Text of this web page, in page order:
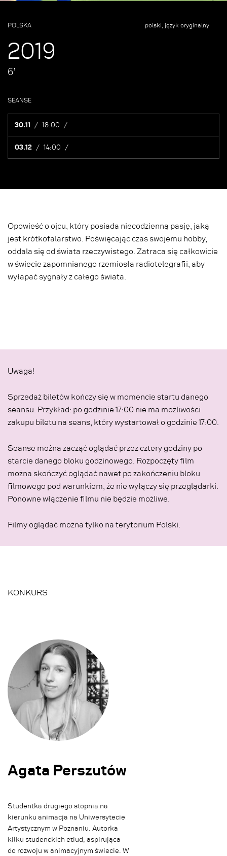
POLSKA
2019
6’
polski, język oryginalny
SEANSE
30.11 18:00
03.12 14:00
Opowieść o ojcu, który posiada niecodzienną pasję, jaką
jest krótkofalarstwo. Poświęcając czas swojemu hobby,
oddala się od świata rzeczywistego. Zatraca się całkowicie
w świecie zapomnianego rzemiosła radiotelegrafii, aby
wyłapać sygnały z całego świata.
Uwaga!
Sprzedaż biletów kończy się w momencie startu danego
seansu. Przykład: po godzinie 17:00 nie ma możliwości
zakupu biletu na seans, który wystartował o godzinie 17:00.
Seanse można zacząć oglądać przez cztery godziny po
starcie danego bloku godzinowego. Rozpoczęty film
można skończyć oglądać nawet po zakończeniu bloku
filmowego pod warunkiem, że nie wyłączy się przeglądarki.
Ponowne włączenie filmu nie będzie możliwe.
Filmy oglądać można tylko na terytorium Polski.
KONKURS
Agata Perszutów
Studentka drugiego stopnia na
kierunku animacja na Uniwersytecie
Artystycznym w Poznaniu. Autorka
kilku studenckich etiud, aspirująca
do rozwoju w animacyjnym świecie. W